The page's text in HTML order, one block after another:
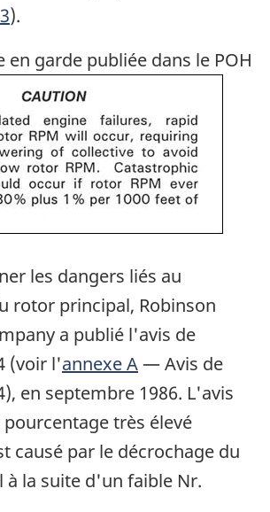
).
en garde publiée dans le POH
les dangers liés au
rotor principal, Robinson
a publié l'avis de
(voir l'annexe A— Avis de
en septembre 1986. L'avis
très élevé
causé par le décrochage du
la suite d'un faible Nr.